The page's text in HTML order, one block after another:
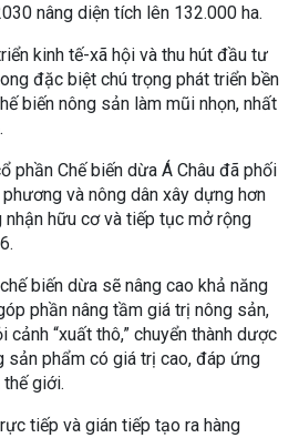
nâng diện tích lên 132.000 ha.
kinh tế-xã hội và thu hút đầu tư
đặc biệt chú trọng phát triển bền
biến nông sản làm mũi nhọn, nhất
phần Chế biến dừa Á Châu đã phối
và nông dân xây dựng hơn
hữu cơ và tiếp tục mở rộng
biến dừa sẽ nâng cao khả năng
phần nâng tầm giá trị nông sản,
“xuất thô,” chuyển thành dược
sản phẩm có giá trị cao, đáp ứng
giới.
tiếp và gián tiếp tạo ra hàng